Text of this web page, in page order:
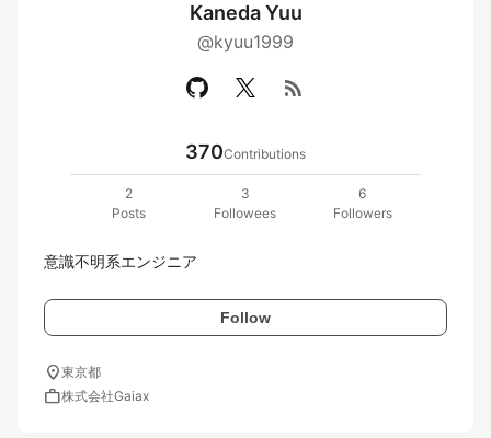
Kaneda Yuu
@kyuu1999
rss_feed
370Contributions
2
Posts
3
Followees
6
Followers
意識不明系エンジニア
Follow
location_on東京都
work株式会社Gaiax